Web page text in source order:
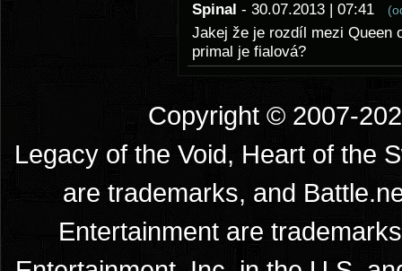
Spinal - 30.07.2013 | 07:41
Jakej že je rozdíl mezi Queen
primal je fialová?
Copyright © 2007-
Legacy of the Void, Heart of the
are trademarks, and
Entertainment are